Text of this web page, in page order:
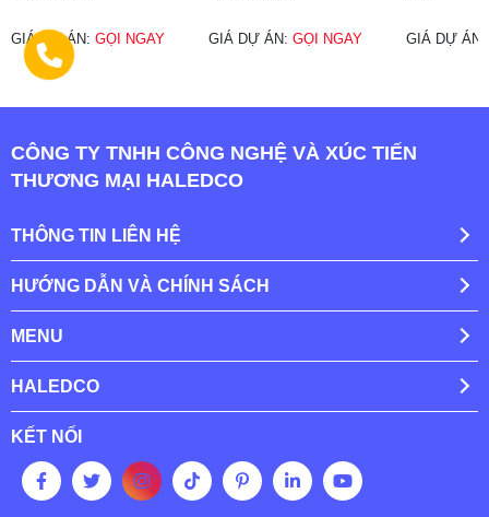
GIÁ DỰ ÁN: GỌI NGAY GIÁ DỰ ÁN:GỌI NGAY GIÁ DỰ
CÔNG TY TNHH CÔNG NGHỆ VÀ XÚC TIẾN
THƯƠNG MẠI HALEDCO
THÔNG TIN LIÊN HỆ
HƯỚNG DẪN VÀ CHÍNH SÁCH
MENU
HALEDCO
KẾT NỐI